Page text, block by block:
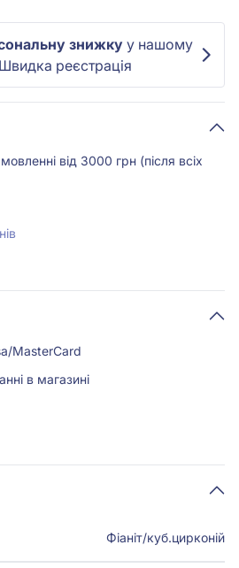
знижку у нашому
реєстрація
від 3000 грн (після всіх
MasterCard
в магазині
Фіаніт/куб.цирконій